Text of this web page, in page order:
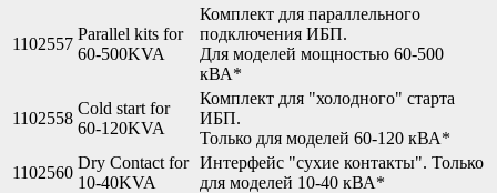
1102557
Parallel kits for
60-500KVA
Комплект для параллельного
подключения ИБП.
Для моделей мощностью 60-500
кВА*
1102558
Cold start for
60-120KVA
Комплект для "холодного" старта
ИБП.
Только для моделей 60-120 кВА*
1102560
Dry Contact for
10-40KVA
Интерфейс "сухие контакты". Только
для моделей 10-40 кВА*